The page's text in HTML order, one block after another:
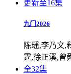
更新至16集
九门2026
陈瑶,李乃文,
霆,徐正溪,曾
全32集